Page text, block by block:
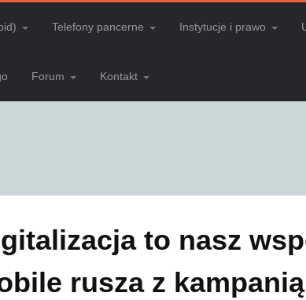
Telefony pancerne Instytucje i prawo
Forum Kontakt
to nasz
rusza z